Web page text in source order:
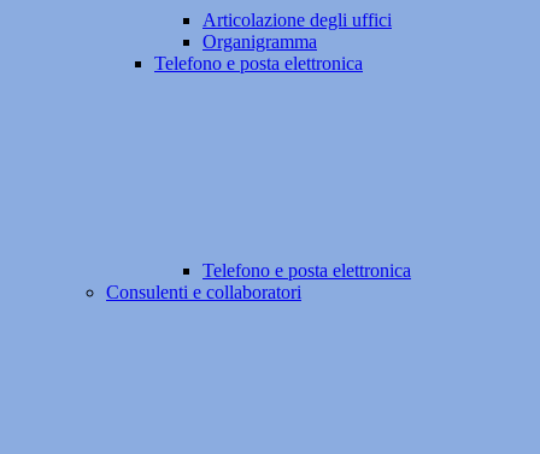
Articolazione degli uffici
Organigramma
Telefono e posta elettronica
Telefono e posta elettronica
Consulenti e collaboratori